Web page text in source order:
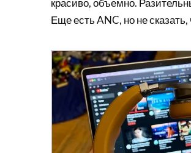
Еще есть ANC, но не